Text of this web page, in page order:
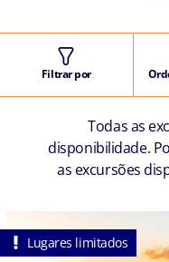
Filtrar por
Todas as
disponibilidade.
as excursões
Lugares limitados